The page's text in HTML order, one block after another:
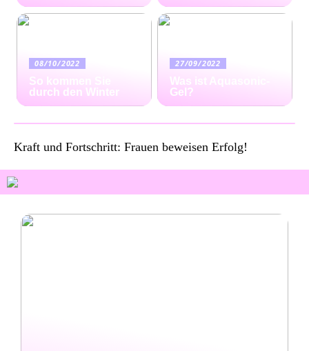
08/10/2022
So kommen Sie
durch den Winter
27/09/2022
Was ist Aquasonic-
Gel?
Kraft und Fortschritt: Frauen beweisen Erfolg!